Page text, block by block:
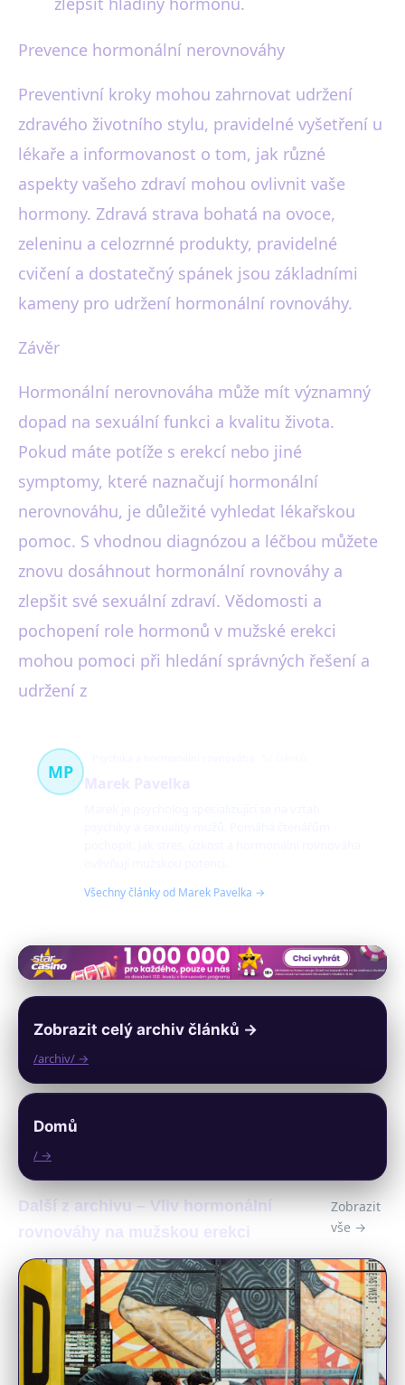
Prevence hormonální nerovnováhy
Preventivní kroky mohou zahrnovat udržení
zdravého životního stylu, pravidelné vyšetření u
lékaře a informovanost o tom, jak různé
aspekty vašeho zdraví mohou ovlivnit vaše
hormony. Zdravá strava bohatá na ovoce,
zeleninu a celozrnné produkty, pravidelné
cvičení a dostatečný spánek jsou základními
kameny pro udržení hormonální rovnováhy.
Závěr
Hormonální nerovnováha může mít významný
dopad na sexuální funkci a kvalitu života.
Pokud máte potíže s erekcí nebo jiné
symptomy, které naznačují hormonální
nerovnováhu, je důležité vyhledat lékařskou
pomoc. S vhodnou diagnózou a léčbou můžete
znovu dosáhnout hormonální rovnováhy a
zlepšit své sexuální zdraví. Vědomosti a
pochopení role hormonů v mužské erekci
mohou pomoci při hledání správných řešení a
udržení z
MP
Všechny články od Marek Pavelka →
Zobrazit celý archiv článků →
/archiv/ →
Domů
/ →
Další z archivu – Vliv hormonální
rovnováhy na mužskou erekci
Zobrazit
vše →